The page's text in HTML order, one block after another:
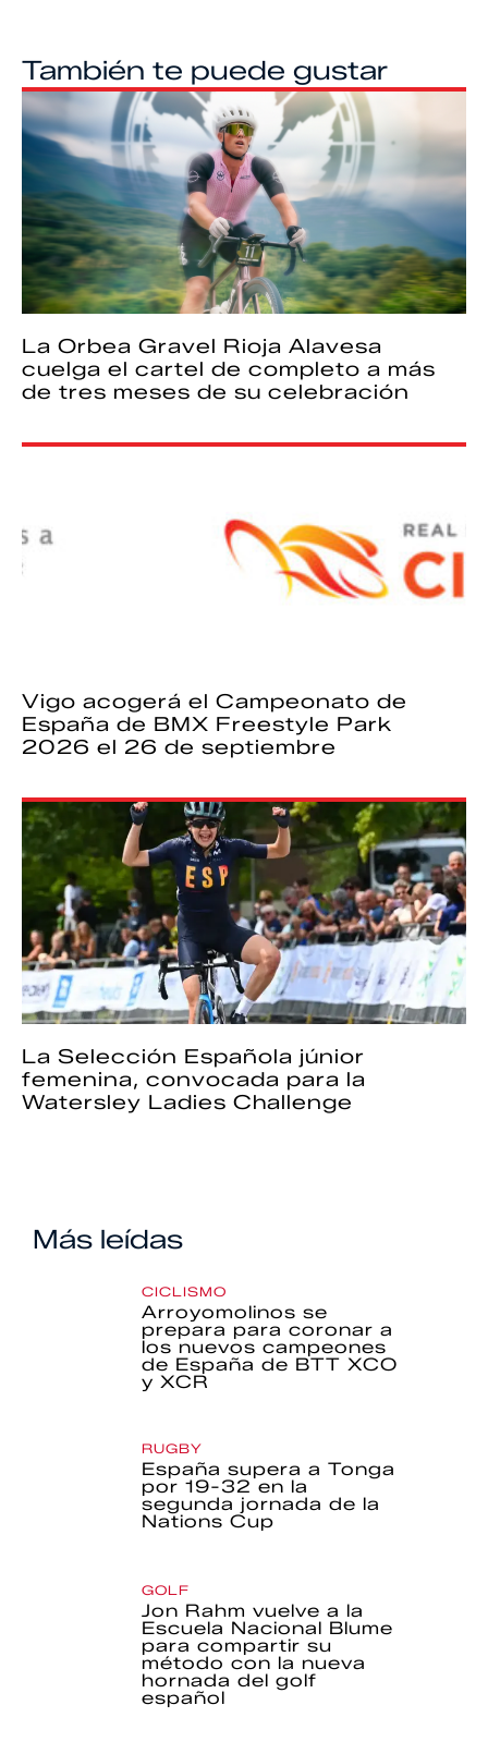
También te puede gustar
La Orbea Gravel Rioja Alavesa
cuelga el cartel de completo a más
de tres meses de su celebración
Vigo acogerá el Campeonato de
España de BMX Freestyle Park
2026 el 26 de septiembre
La Selección Española júnior
femenina, convocada para la
Watersley Ladies Challenge
Más leídas
CICLISMO
Arroyomolinos se
prepara para coronar a
los nuevos campeones
de España de BTT XCO
y XCR
RUGBY
España supera a Tonga
por 19-32 en la
segunda jornada de la
Nations Cup
GOLF
Jon Rahm vuelve a la
Escuela Nacional Blume
para compartir su
método con la nueva
hornada del golf
español